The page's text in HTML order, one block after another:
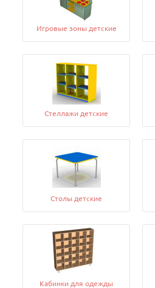
Игровые зоны детские
Стеллажи детские
Столы детские
Кабинки для одежды